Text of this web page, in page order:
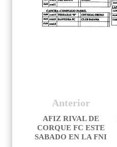
Anterior
AFIZ RIVAL DE
CORQUE FC ESTE
SABADO EN LA FNI